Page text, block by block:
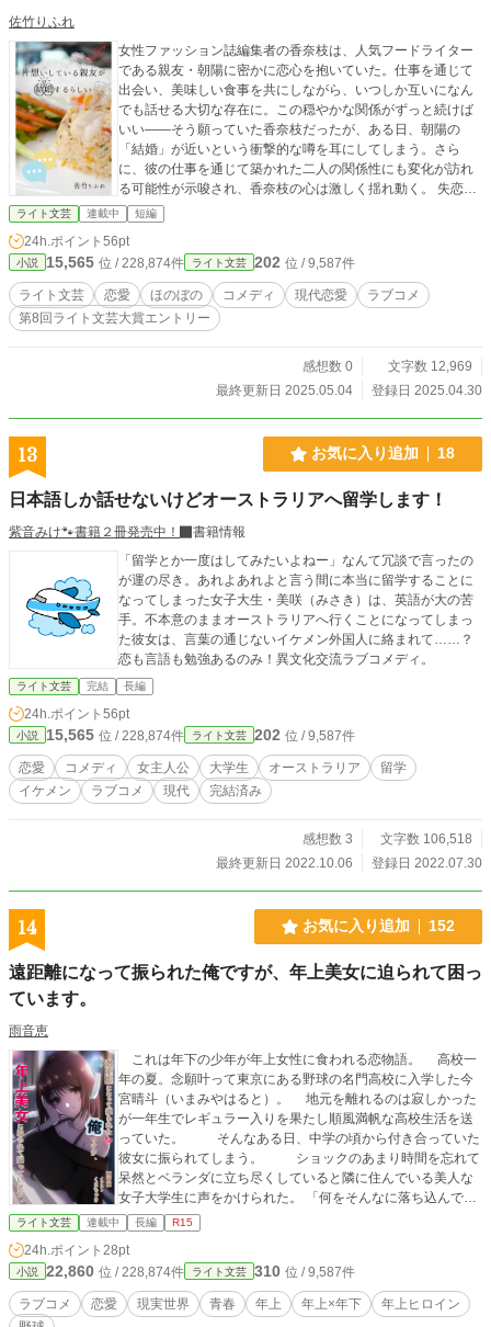
佐竹りふれ
女性ファッション誌編集者の香奈枝は、人気フードライター
である親友・朝陽に密かに恋心を抱いていた。仕事を通じて
出会い、美味しい食事を共にしながら、いつしか互いになん
でも話せる大切な存在に。この穏やかな関係がずっと続けば
いい――そう願っていた香奈枝だったが、ある日、朝陽の
「結婚」が近いという衝撃的な噂を耳にしてしまう。さら
に、彼の仕事を通じて築かれた二人の関係性にも変化が訪れ
る可能性が示唆され、香奈枝の心は激しく揺れ動く。 失恋の
予感に胸を痛めながらも、いつものように朝陽と食事をする
ことになった香奈枝。そこで朝陽が語り始めたのは、「一生
を共にしたいと思える、食事よりも大切な人」の話だった。
彼の幸せそうな様子に、懸命に笑顔を取り繕う香奈枝。しか
し、彼女が失恋を受け入れようとしたその時、朝陽から放た
れたのは、予想もしない、あまりにもまっすぐな一言だっ
た……。
ライト文芸 連載中 短編
24h.ポイント 56pt
小説 15,565 位 / 228,874件 ライト文芸 202 位 / 9,587件
ライト文芸 恋愛 ほのぼの コメディ 現代恋愛
ラブコメ
第8回ライト文芸大賞エントリー
感想数 0
文字数 12,969
最終更新日 2025.05.04
登録日 2025.04.30
13 お気に入り追加 18
日本語しか話せないけどオーストラリアへ留学します！
紫音みけ🐾書籍２冊発売中！
書籍情報
「留学とか一度はしてみたいよねー」なんて冗談で言ったの
が運の尽き。あれよあれよと言う間に本当に留学することに
なってしまった女子大生・美咲（みさき）は、英語が大の苦
手。不本意のままオーストラリアへ行くことになってしまっ
た彼女は、言葉の通じないイケメン外国人に絡まれて……？
恋も言語も勉強あるのみ！異文化交流ラブコメディ。
ライト文芸 完結 長編
24h.ポイント 56pt
小説 15,565 位 / 228,874件 ライト文芸 202 位 / 9,587件
恋愛 コメディ 女主人公 大学生 オーストラリア
留学
イケメン
ラブコメ 現代 完結済み
感想数 3
文字数 106,518
最終更新日 2022.10.06
登録日 2022.07.30
14 お気に入り追加 152
遠距離になって振られた俺ですが、年上美女に迫られて困っ
ています。
雨音恵
これは年下の少年が年上女性に食われる恋物語。 高校一
年の夏。念願叶って東京にある野球の名門高校に入学した今
宮晴斗（いまみやはると）。 地元を離れるのは寂しかった
が一年生でレギュラー入りを果たし順風満帆な高校生活を送
っていた。 そんなある日、中学の頃から付き合っていた
彼女に振られてしまう。 ショックのあまり時間を忘れて
呆然とベランダに立ち尽くしていると隣に住んでいる美人な
女子大学生に声をかけられた。 「何をそんなに落ち込んでい
るのかな？嫌なことでもあった？お姉さんに話してみな
い？」 「君みたいないい子を振るなんて、その子は見る目が
ないんだよ。私なら絶対に捕まえて離さないね」 お世辞で
も美人な女性に褒められたら悪い気はしないし元気になっ
た。 しかしその時、晴斗は気付かなかった。 その女性、
飯島早紀の目が獲物を見つけた肉食獣のようになっていたこ
ライト文芸 連載中 長編 R15
24h.ポイント 28pt
小説 22,860 位 / 228,874件 ライト文芸 310 位 / 9,587件
ラブコメ 恋愛 現実世界 青春 年上 年上×年下
年上ヒロイン